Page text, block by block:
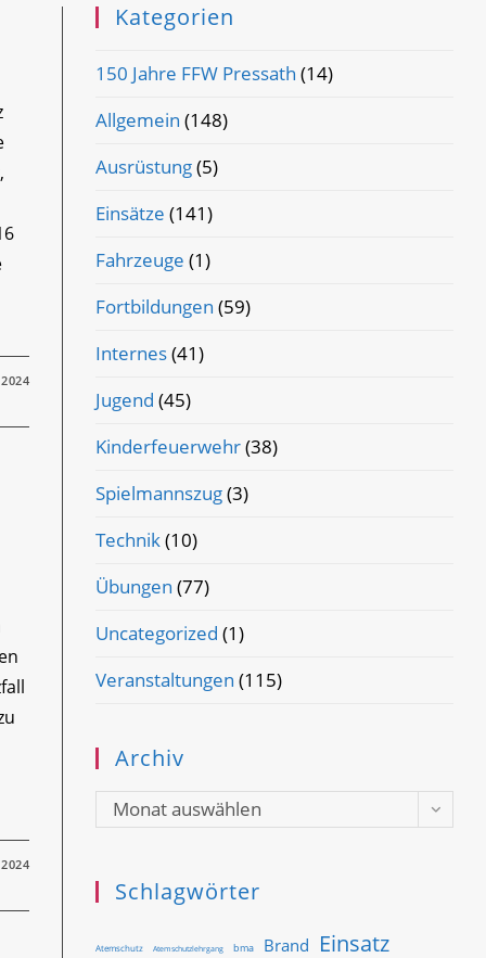
Kategorien
150 Jahre FFW Pressath (14)
Allgemein (148)
Ausrüstung(5)
Einsätze (141)
Fahrzeuge (1)
Fortbildungen (59)
Internes(41)
Jugend (45)
Kinderfeuerwehr(38)
Spielmannszug(3)
Technik(10)
Übungen (77)
Uncategorized (1)
Veranstaltungen (115)
Archiv
Archiv
Monat auswählen
Schlagwörter
Atemschutz Atemschutzlehrgang bma Brand Einsatz